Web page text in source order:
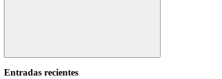
Buscar
Entradas recientes